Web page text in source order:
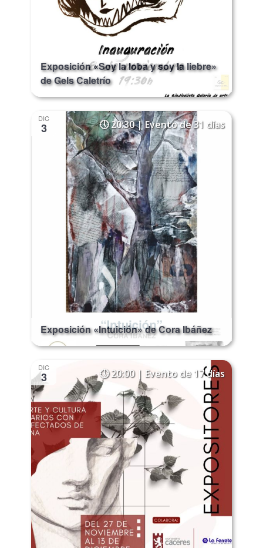
Exposición «Soy la loba y soy la liebre»
de Gels Caletrío
DIC
3 20:30 | Evento de 31 días
Exposición «Intuición» de Cora Ibáñez
DIC
3 20:00 | Evento de 17 días